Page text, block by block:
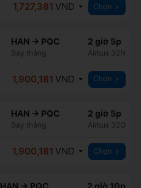
1,727,381 VND Chọn
HAN → PQC
Bay thẳng
2 giờ 5p
Airbus 32N
1,900,181 VND Chọn
HAN → PQC
Bay thẳng
2 giờ 5p
Airbus 32Q
1,900,181 VND Chọn
HAN → PQC 2 giờ 10p